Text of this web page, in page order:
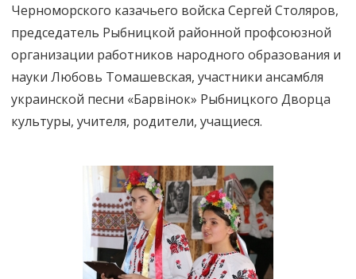
Черноморского казачьего войска Сергей Столяров,
председатель Рыбницкой районной профсоюзной
организации работников народного образования и
науки Любовь Томашевская, участники ансамбля
украинской песни «Барвiнок» Рыбницкого Дворца
культуры, учителя, родители, учащиеся.